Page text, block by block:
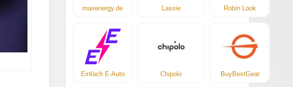
maxenergy.de Lassie Robin Look
Einfach E-Auto Chipolo BuyBestGear